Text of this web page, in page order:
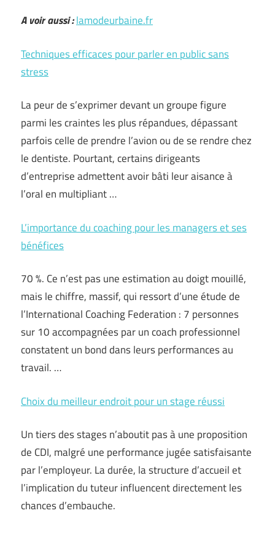
A voir aussi :lamodeurbaine.fr
Techniques efficaces pour parler en public sans
stress
La peur de s’exprimer devant un groupe figure
parmi les craintes les plus répandues, dépassant
parfois celle de prendre l’avion ou de se rendre chez
le dentiste. Pourtant, certains dirigeants
d’entreprise admettent avoir bâti leur aisance à
l’oral en multipliant …
L’importance du coaching pour les managers et ses
bénéfices
70 %. Ce n’est pas une estimation au doigt mouillé,
mais le chiffre, massif, qui ressort d’une étude de
l’International Coaching Federation : 7 personnes
sur 10 accompagnées par un coach professionnel
constatent un bond dans leurs performances au
travail. …
Choix du meilleur endroit pour un stage réussi
Un tiers des stages n’aboutit pas à une proposition
de CDI, malgré une performance jugée satisfaisante
par l’employeur. La durée, la structure d’accueil et
l’implication du tuteur influencent directement les
chances d’embauche.